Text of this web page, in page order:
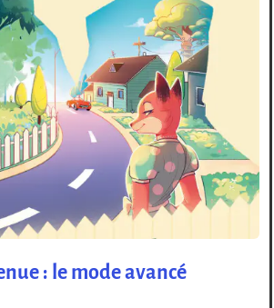
: le mode avancé